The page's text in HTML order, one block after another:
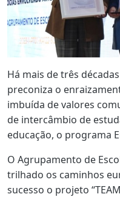
Há mais de três
preconiza o
imbuída de valores
de intercâmbio de
educação, o programa
O Agrupamento de
trilhado os caminhos
sucesso o projeto